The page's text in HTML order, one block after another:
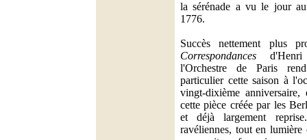
la sérénade a vu le jour
1776.
Succès nettement plus
Correspondances
l'Orchestre de Paris
particulier cette saison à
vingt-dixième
cette pièce créée par les
et déjà largement
ravéliennes, tout en